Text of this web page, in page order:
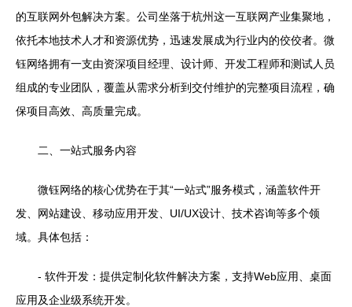
的互联网外包解决方案。公司坐落于杭州这一互联网产业集聚地，
依托本地技术人才和资源优势，迅速发展成为行业内的佼佼者。微
钰网络拥有一支由资深项目经理、设计师、开发工程师和测试人员
组成的专业团队，覆盖从需求分析到交付维护的完整项目流程，确
保项目高效、高质量完成。
二、一站式服务内容
微钰网络的核心优势在于其“一站式”服务模式，涵盖软件开
发、网站建设、移动应用开发、UI/UX设计、技术咨询等多个领
域。具体包括：
- 软件开发：提供定制化软件解决方案，支持Web应用、桌面
应用及企业级系统开发。